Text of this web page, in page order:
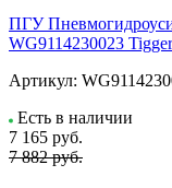
ПГУ
WG9114230023
Артикул:
Есть в наличии
7 165 руб.
7 882 руб.